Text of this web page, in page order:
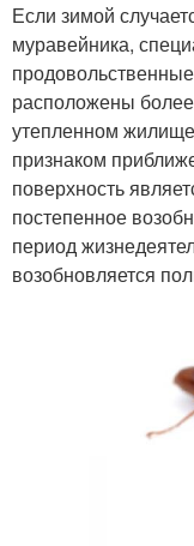
Если зимой
муравейника,
расположены
утепленном
признаком
поверхность
постепенное
период
возобновляется